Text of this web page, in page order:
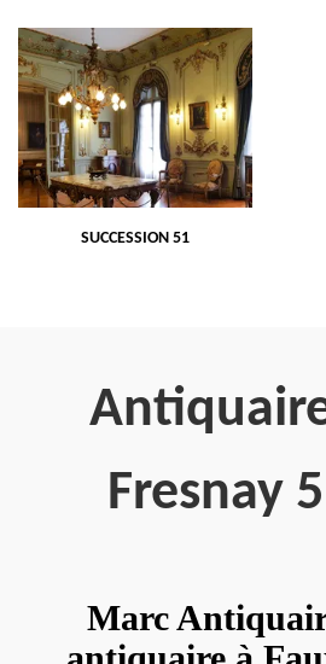
SUCCESSION 51
Fresnay
Marc